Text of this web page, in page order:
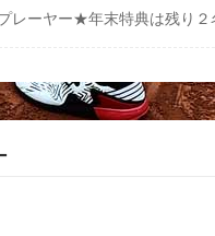
レーヤー★年末特典は残り２